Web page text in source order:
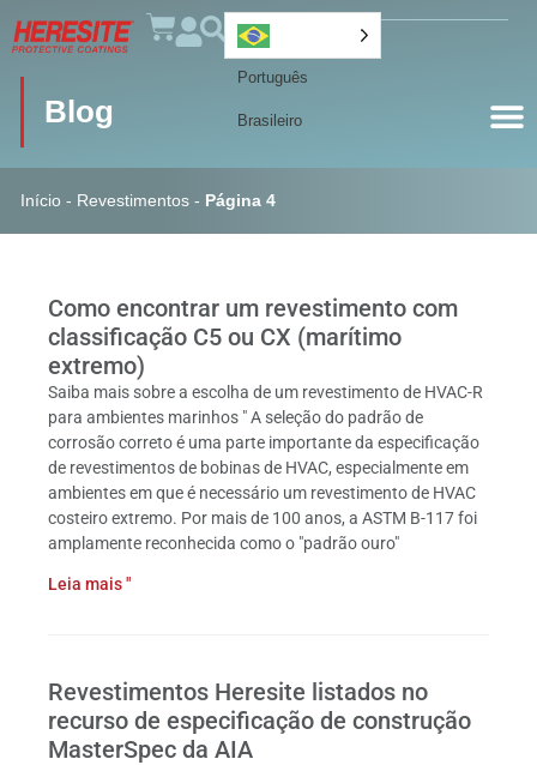
Português
Brasileiro
Blog
Início - Revestimentos - Página 4
Como encontrar um revestimento com
classificação C5 ou CX (marítimo
extremo)
Saiba mais sobre a escolha de um revestimento de HVAC-R
para ambientes marinhos " A seleção do padrão de
corrosão correto é uma parte importante da especificação
de revestimentos de bobinas de HVAC, especialmente em
ambientes em que é necessário um revestimento de HVAC
costeiro extremo. Por mais de 100 anos, a ASTM B-117 foi
amplamente reconhecida como o "padrão ouro"
Leia mais "
Revestimentos Heresite listados no
recurso de especificação de construção
MasterSpec da AIA